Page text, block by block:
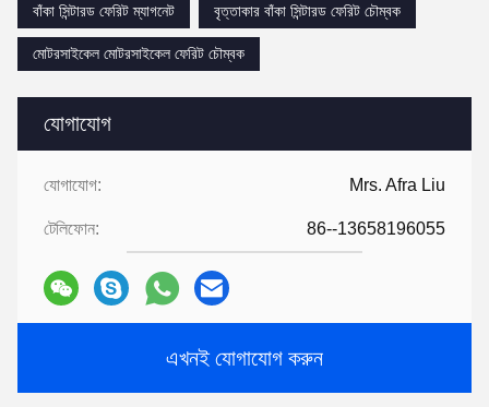
যোগাযোগ
যোগাযোগ: Mrs. Afra Liu
টেলিফোন: 86--13658196055
এখনই যোগাযোগ করুন
বাঁকা সিন্টারড ফেরিট ম্যাগনেট
বৃত্তাকার বাঁকা সিন্টারড ফেরিট চৌম্বক
মোটরসাইকেল মোটরসাইকেল ফেরিট চৌম্বক